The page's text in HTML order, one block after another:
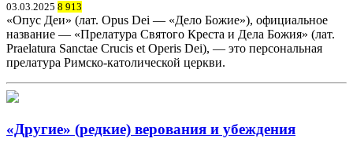
03.03.2025 8 913
«Опус Деи» (лат. Opus Dei — «Дело Божие»), официальное
название — «Прелатура Святого Креста и Дела Божия» (лат.
Praelatura Sanctae Crucis et Operis Dei), — это персональная
прелатура Римско-католической церкви.
«Другие» (редкие) верования и убеждения